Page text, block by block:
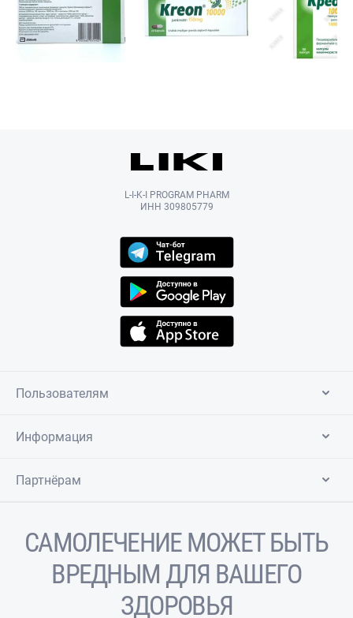
L-I-K-I PROGRAM PHARM
ИНН 309805779
Пользователям
Информация
Партнёрам
САМОЛЕЧЕНИЕ МОЖЕТ БЫТЬ
ВРЕДНЫМ ДЛЯ ВАШЕГО
ЗДОРОВЬЯ